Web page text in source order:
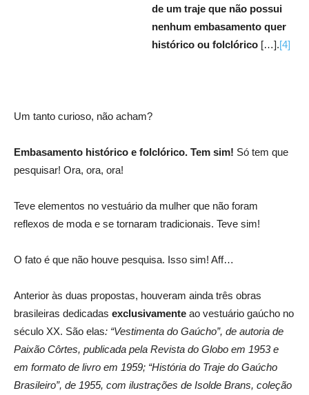
de um traje que não possui
nenhum embasamento quer
histórico ou folclórico […].[4]
Um tanto curioso, não acham?
Embasamento histórico e folclórico. Tem sim! Só tem que
pesquisar! Ora, ora, ora!
Teve elementos no vestuário da mulher que não foram
reflexos de moda e se tornaram tradicionais. Teve sim!
O fato é que não houve pesquisa. Isso sim! Aff…
Anterior às duas propostas, houveram ainda três obras
brasileiras dedicadas exclusivamente ao vestuário gaúcho no
século XX. São elas: “Vestimenta do Gaúcho”, de autoria de
Paixão Côrtes, publicada pela Revista do Globo em 1953 e
em formato de livro em 1959; “História do Traje do Gaúcho
Brasileiro”, de 1955, com ilustrações de Isolde Brans, coleção